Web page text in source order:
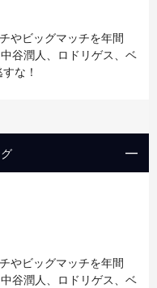
やビッグマッチを年間
谷潤人、ロドリゲス、ベ
な！
やビッグマッチを年間
谷潤人、ロドリゲス、ベ